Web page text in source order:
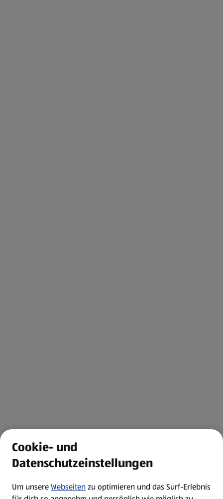
Cookie- und
Datenschutzeinstellungen
Um unsereWebseitenzu optimieren und das Surf-Erlebnis